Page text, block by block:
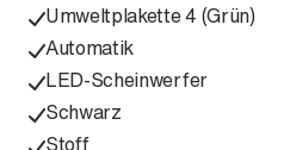
Umweltplakette 4 (Grün)
Automatik
LED-Scheinwerfer
Schwarz
Stoff